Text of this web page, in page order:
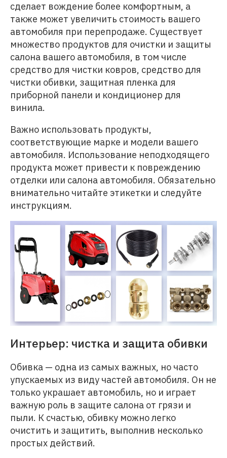
сделает вождение более комфортным, а
также может увеличить стоимость вашего
автомобиля при перепродаже. Существует
множество продуктов для очистки и защиты
салона вашего автомобиля, в том числе
средство для чистки ковров, средство для
чистки обивки, защитная пленка для
приборной панели и кондиционер для
винила.
Важно использовать продукты,
соответствующие марке и модели вашего
автомобиля. Использование неподходящего
продукта может привести к повреждению
отделки или салона автомобиля. Обязательно
внимательно читайте этикетки и следуйте
инструкциям.
Интерьер: чистка и защита обивки
Обивка — одна из самых важных, но часто
упускаемых из виду частей автомобиля. Он не
только украшает автомобиль, но и играет
важную роль в защите салона от грязи и
пыли. К счастью, обивку можно легко
очистить и защитить, выполнив несколько
простых действий.